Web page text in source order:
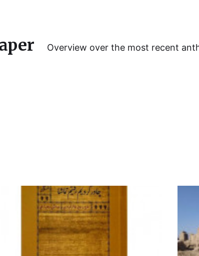
Overview over the most recent